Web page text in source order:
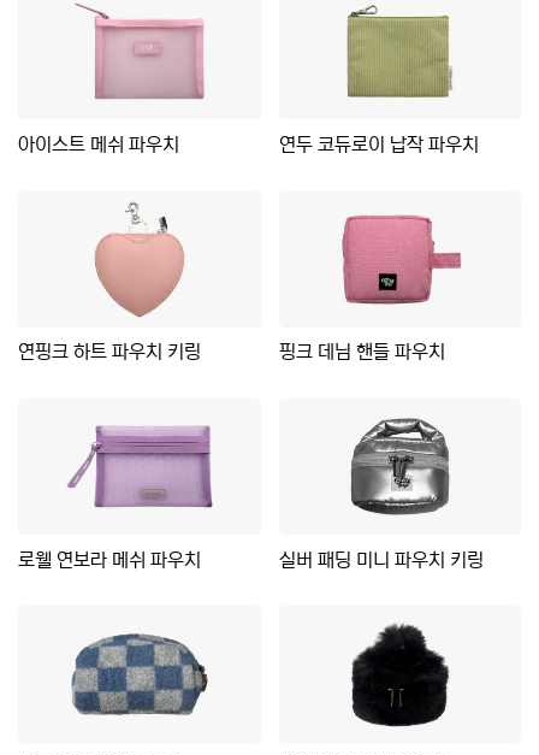
아이스트 메쉬 파우치 연두 코듀로이 납작 파우치
연핑크 하트 파우치 키링 핑크 데님 핸들 파우치
로웰 연보라 메쉬 파우치 실버 패딩 미니 파우치 키링